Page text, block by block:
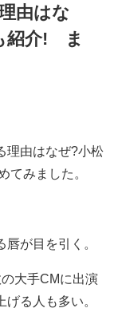
由はな
紹介! ま
理由はなぜ?小松
てみました。
が目を引く。
大手CMに出演
る人も多い。